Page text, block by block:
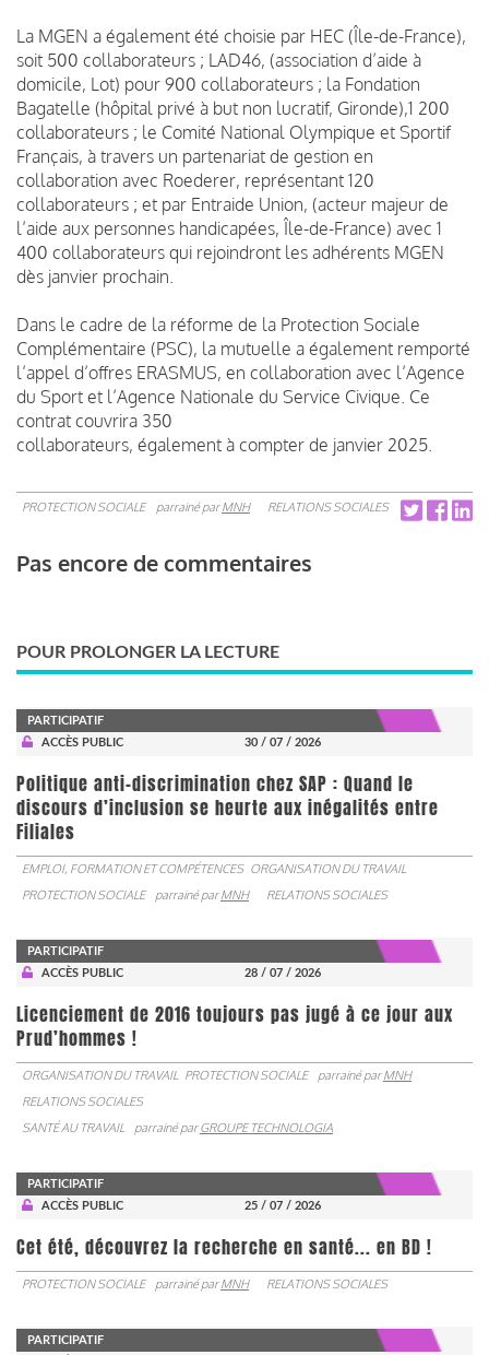
La MGEN a également été choisie par HEC (Île-de-France),
soit 500 collaborateurs ; LAD46, (association d’aide à
domicile, Lot) pour 900 collaborateurs ; la Fondation
Bagatelle (hôpital privé à but non lucratif, Gironde),1 200
collaborateurs ; le Comité National Olympique et Sportif
Français, à travers un partenariat de gestion en
collaboration avec Roederer, représentant 120
collaborateurs ; et par Entraide Union, (acteur majeur de
l’aide aux personnes handicapées, Île-de-France) avec 1
400 collaborateurs qui rejoindront les adhérents MGEN
dès janvier prochain.
Dans le cadre de la réforme de la Protection Sociale
Complémentaire (PSC), la mutuelle a également remporté
l’appel d’offres ERASMUS, en collaboration avec l’Agence
du Sport et l’Agence Nationale du Service Civique. Ce
contrat couvrira 350
collaborateurs, également à compter de janvier 2025.
PROTECTION SOCIALE parrainé parMNH RELATIONS SOCIALES
Pas encore de commentaires
POUR PROLONGER LA LECTURE
PARTICIPATIF
ACCÈS PUBLIC
30 / 07 / 2026
Politique anti-discrimination chez SAP : Quand le
discours d’inclusion se heurte aux inégalités entre
Filiales
EMPLOI, FORMATION ET COMPÉTENCES ORGANISATION DU TRAVAIL
PROTECTION SOCIALE
parrainé parMNH RELATIONS SOCIALES
PARTICIPATIF
ACCÈS PUBLIC
28 / 07 / 2026
Licenciement de 2016 toujours pas jugé à ce jour aux
Prud’hommes !
ORGANISATION DU TRAVAIL PROTECTION SOCIALE parrainé parMNH
RELATIONS SOCIALES
SANTÉ AU TRAVAIL
parrainé parGROUPE TECHNOLOGIA
PARTICIPATIF
ACCÈS PUBLIC
25 / 07 / 2026
Cet été, découvrez la recherche en santé... en BD !
PROTECTION SOCIALE parrainé parMNH RELATIONS SOCIALES
PARTICIPATIF